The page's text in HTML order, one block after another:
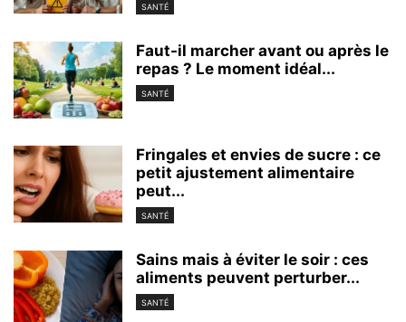
SANTÉ
Faut-il marcher avant ou après le
repas ? Le moment idéal...
SANTÉ
Fringales et envies de sucre : ce
petit ajustement alimentaire
peut...
SANTÉ
Sains mais à éviter le soir : ces
aliments peuvent perturber...
SANTÉ